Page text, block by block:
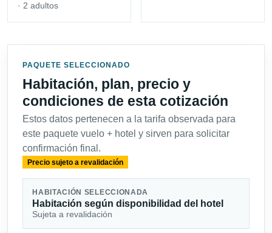
· 2 adultos
PAQUETE SELECCIONADO
Habitación, plan, precio y
condiciones de esta cotización
Estos datos pertenecen a la tarifa observada para
este paquete vuelo + hotel y sirven para solicitar
confirmación final.
Precio sujeto a revalidación
HABITACIÓN SELECCIONADA
Habitación según disponibilidad del hotel
Sujeta a revalidación